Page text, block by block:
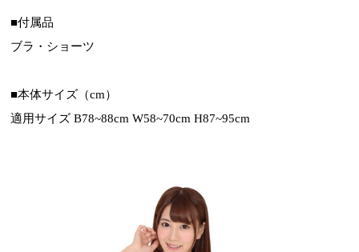
■付属品
ブラ・ショーツ
■本体サイズ（cm）
適用サイズ B78~88cm W58~70cm H87~95cm